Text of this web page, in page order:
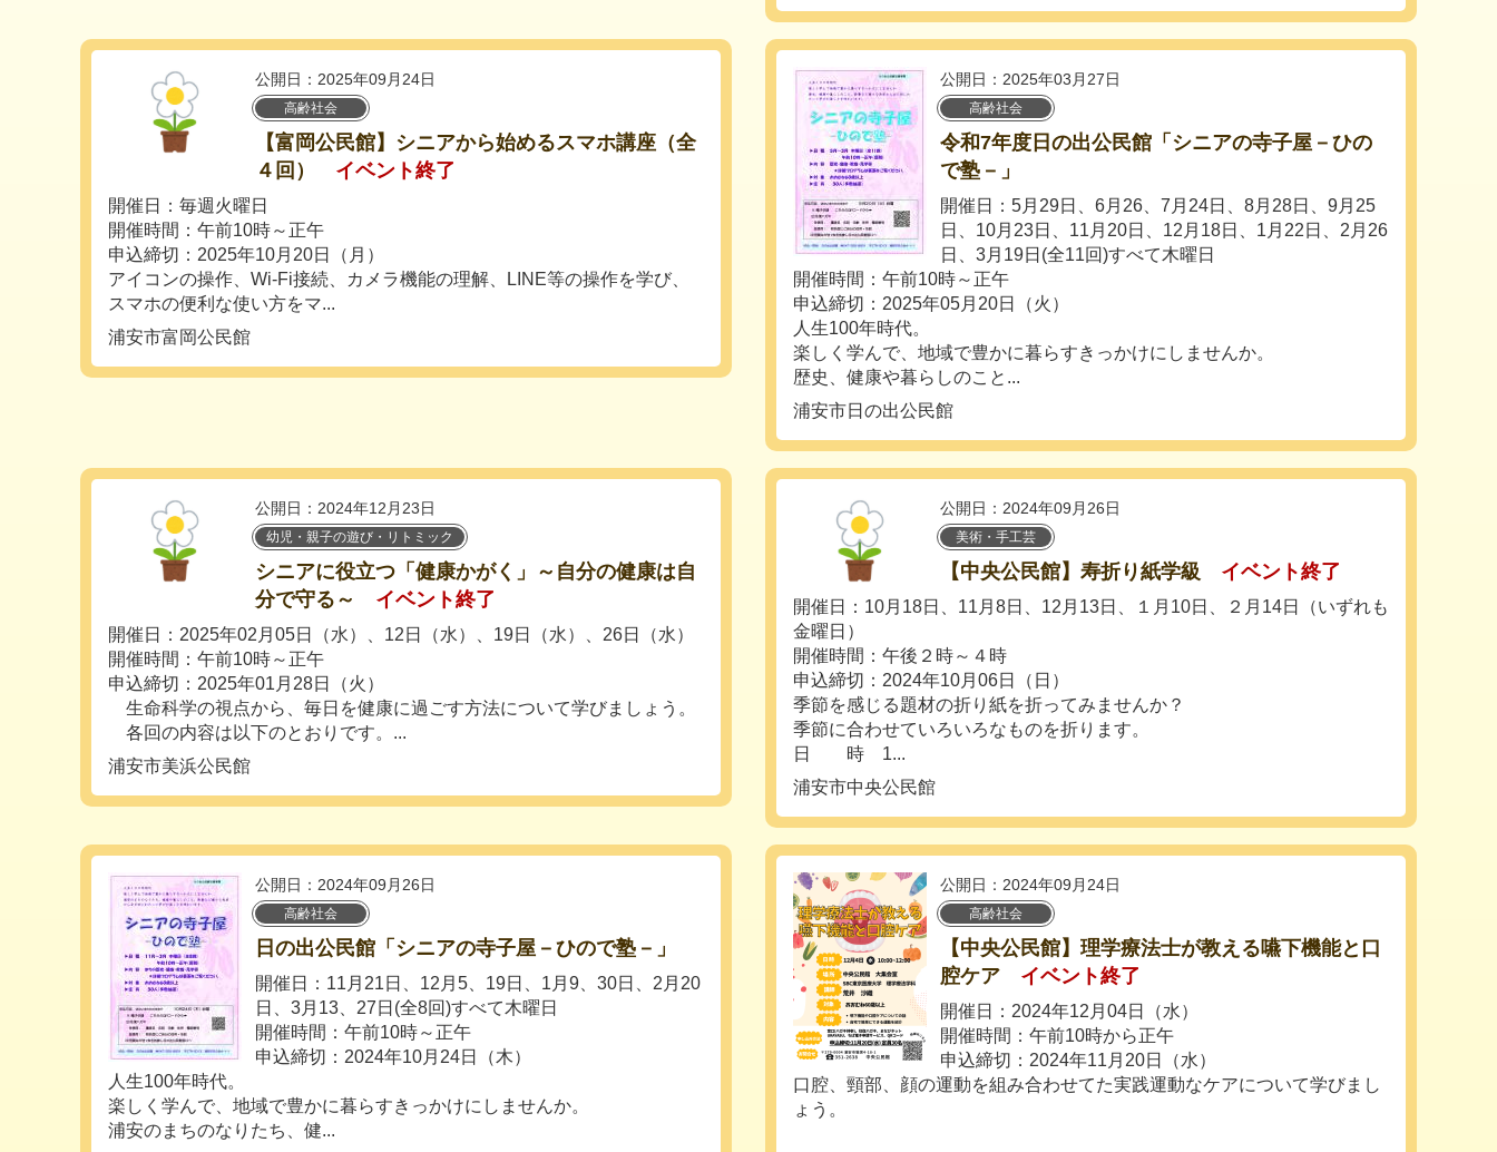
公開日：2025年09月24日
高齢社会
【富岡公民館】シニアから始めるスマホ講座（全
４回）
イベント終了
開催日：毎週火曜日
開催時間：午前10時～正午
申込締切：2025年10月20日（月）
アイコンの操作、Wi-Fi接続、カメラ機能の理解、LINE等の操作を学び、
スマホの便利な使い方をマ...
浦安市富岡公民館
公開日：2025年03月27日
高齢社会
令和7年度日の出公民館「シニアの寺子屋－ひの
で塾－」
開催日：5月29日、6月26、7月24日、8月28日、9月25
日、10月23日、11月20日、12月18日、1月22日、2月26
日、3月19日(全11回)すべて木曜日
開催時間：午前10時～正午
申込締切：2025年05月20日（火）
人生100年時代。
楽しく学んで、地域で豊かに暮らすきっかけにしませんか。
歴史、健康や暮らしのこと...
浦安市日の出公民館
公開日：2024年12月23日
幼児・親子の遊び・リトミック
シニアに役立つ「健康かがく」～自分の健康は自
分で守る～
イベント終了
開催日：2025年02月05日（水）、12日（水）、19日（水）、26日（水）
開催時間：午前10時～正午
申込締切：2025年01月28日（火）
生命科学の視点から、毎日を健康に過ごす方法について学びましょう。
各回の内容は以下のとおりです。...
浦安市美浜公民館
公開日：2024年09月26日
美術・手工芸
【中央公民館】寿折り紙学級 イベント終了
開催日：10月18日、11月8日、12月13日、１月10日、２月14日（いずれも
金曜日）
開催時間：午後２時～４時
申込締切：2024年10月06日（日）
季節を感じる題材の折り紙を折ってみませんか？
季節に合わせていろいろなものを折ります。
日 時 1...
浦安市中央公民館
公開日：2024年09月26日
高齢社会
日の出公民館「シニアの寺子屋－ひので塾－」
開催日：11月21日、12月5、19日、1月9、30日、2月20
日、3月13、27日(全8回)すべて木曜日
開催時間：午前10時～正午
申込締切：2024年10月24日（木）
人生100年時代。
楽しく学んで、地域で豊かに暮らすきっかけにしませんか。
浦安のまちのなりたち、健...
公開日：2024年09月24日
高齢社会
【中央公民館】理学療法士が教える嚥下機能と口
腔ケア
イベント終了
開催日：2024年12月04日（水）
開催時間：午前10時から正午
申込締切：2024年11月20日（水）
口腔、頸部、顔の運動を組み合わせてた実践運動なケアについて学びまし
ょう。